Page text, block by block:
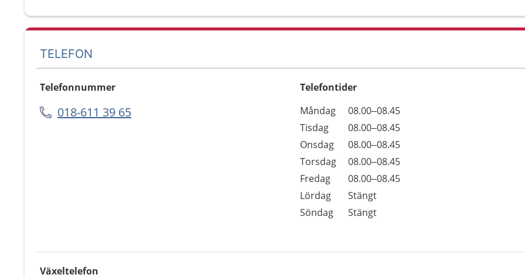
TELEFON
Telefonnummer
018-611 39 65
Telefontider
Dag
Öppettider
Kommentarer
Måndag
08.00–08.45
Tisdag
08.00–08.45
Onsdag
08.00–08.45
Torsdag
08.00–08.45
Fredag
08.00–08.45
Lördag
Stängt
Söndag
Stängt
Växeltelefon